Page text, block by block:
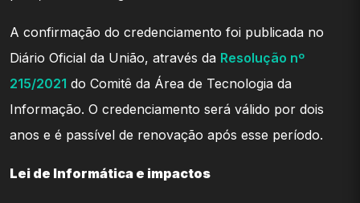
A confirmação do credenciamento foi publicada no
Diário Oficial da União, através da Resolução nº
215/2021 do Comitê da Área de Tecnologia da
Informação. O credenciamento será válido por dois
anos e é passível de renovação após esse período.
Lei de Informática e impactos